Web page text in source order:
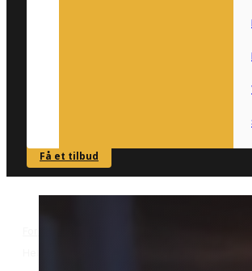
SE OVERSIGT
Få et tilbud